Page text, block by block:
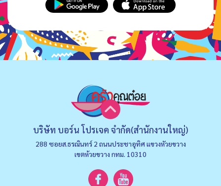
บริษัท บอร์น โปรเจค จำกัด(สำนักงานใหญ่)
288 ซอยส.ธรณินทร์ 2 ถนนประชาอุทิศ แขวงหัวยขวาง
เขตห้วยขวาง กทม. 10310